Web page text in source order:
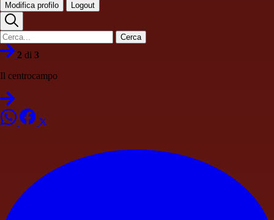
Modifica profilo Logout
Cerca
2 di 3
Il centrocampo